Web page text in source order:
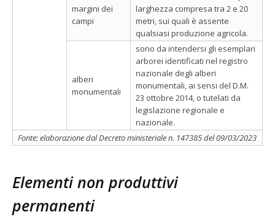
margini dei
campi
larghezza compresa tra 2 e 20
metri, sui quali è assente
qualsiasi produzione agricola.
alberi
monumentali
sono da intendersi gli esemplari
arborei identificati nel registro
nazionale degli alberi
monumentali, ai sensi del D.M.
23 ottobre 2014, o tutelati da
legislazione regionale e
nazionale.
Fonte: elaborazione dal Decreto ministeriale n. 147385 del 09/03/2023
Elementi non produttivi
permanenti